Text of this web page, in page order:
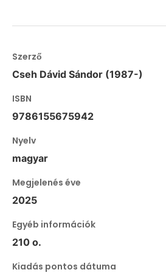
Szerző
Cseh Dávid Sándor (1987-)
ISBN
9786155675942
Nyelv
magyar
Megjelenés éve
2025
Egyéb információk
210 o.
Kiadás pontos dátuma